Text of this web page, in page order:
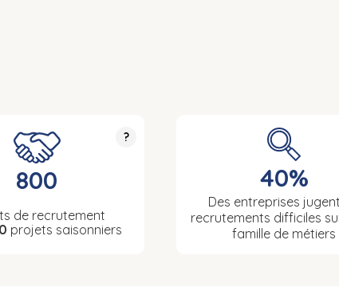
?
800
de recrutement
projets saisonniers
40%
Des entreprises
recrutements difficiles
famille de métiers